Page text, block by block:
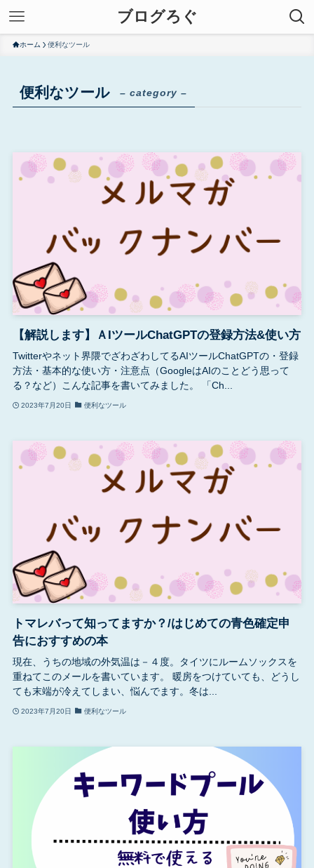
ブログろぐ
ホーム 便利なツール
便利なツール – category –
【解説します】ＡIツールChatGPTの登録方法&使い方
Twitterやネット界隈でざわざわしてるAIツールChatGPTの・登録
方法・基本的な使い方・注意点（GoogleはAIのことどう思って
る？など）こんな記事を書いてみました。 「Ch...
2023年7月20日 便利なツール
トマレバって知ってますか？/はじめての青色確定申
告におすすめの本
現在、うちの地域の外気温は－４度。タイツにルームソックスを
重ねてこのメールを書いています。 暖房をつけていても、どうし
ても末端が冷えてしまい、悩んでます。冬は...
2023年7月20日 便利なツール